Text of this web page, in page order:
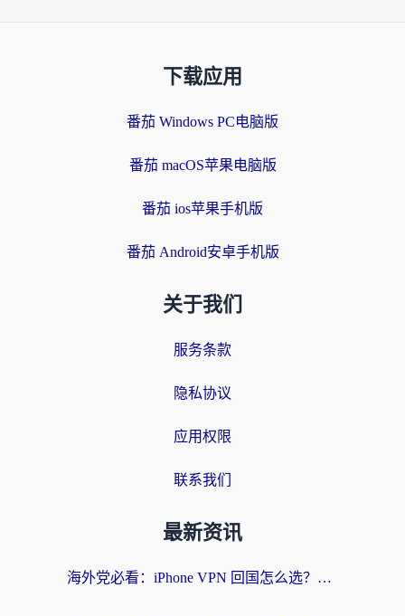
下载应用
番茄 Windows PC电脑版
番茄 macOS苹果电脑版
番茄 ios苹果手机版
番茄 Android安卓手机版
关于我们
服务条款
隐私协议
应用权限
联系我们
最新资讯
海外党必看：iPhone VPN 回国怎么选？一篇搞定无缝访问国内资源